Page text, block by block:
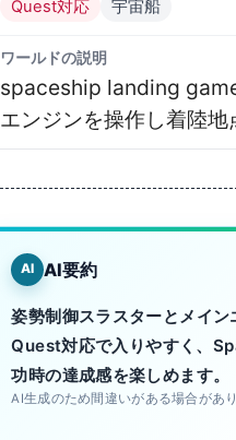
Quest対応 宇宙船
ワールドの説明
spaceship landing
エンジンを操作し着陸地
AI AI要約
姿勢制御スラスターとメイン
Quest対応で入りやすく、
功時の達成感を楽しめます。
AI生成のため間違いがある場合があり